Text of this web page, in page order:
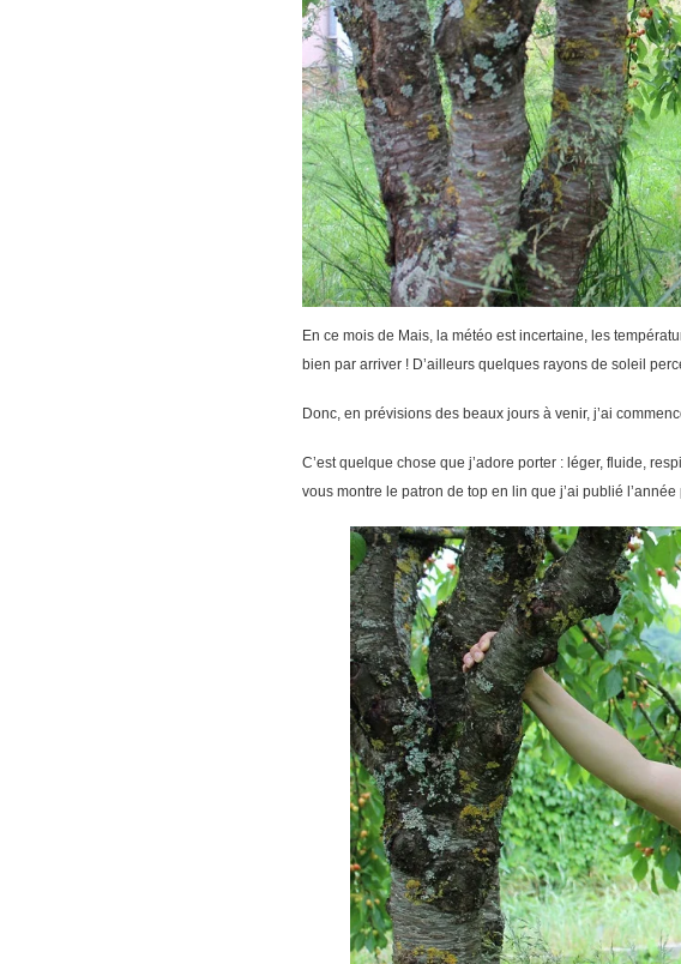
En ce mois de Mais, la météo est incertaine, les
bien par arriver ! D’ailleurs quelques rayons de soleil
Donc, en prévisions des beaux jours à venir, j’ai
C’est quelque chose que j’adore porter : léger, fluide,
vous montre le patron de top en lin que j’ai publié